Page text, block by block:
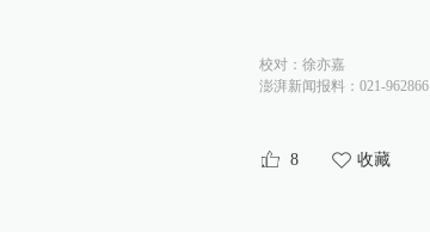
校对： 徐亦嘉
澎湃新闻报料：021-962866
8 收藏